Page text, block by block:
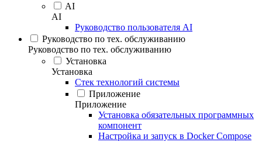
AI
AI
Руководство пользователя AI
Руководство по тех. обслуживанию
Руководство по тех. обслуживанию
Установка
Установка
Стек технологий системы
Приложение
Приложение
Установка обязательных программных
компонент
Настройка и запуск в Docker Compose